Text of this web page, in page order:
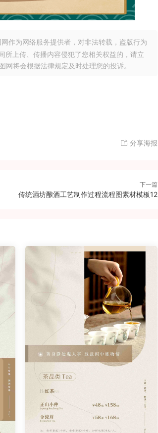
作为网络服务提供者，对非法转载，盗版行为
所上传、传播内容侵犯了您相关权益的，请立
将会根据法律规定及时处理您的投诉。
分享海报
下一篇
传统酒坊酿酒工艺制作过程流程图素材模板12